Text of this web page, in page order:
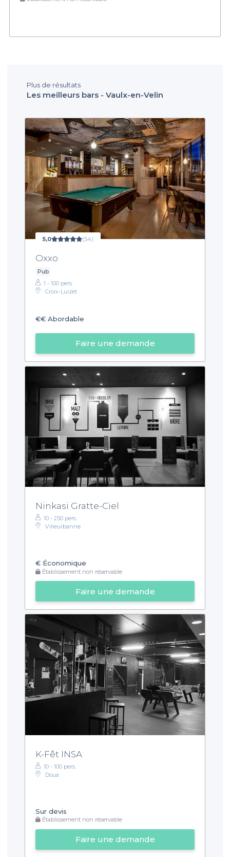
Plus de résultats
Les meilleurs bars - Vaulx-en-Velin
5,0 (54)
Oxxo
Pub
1 - 100 pers.
Croix-Luizet
€€ Abordable
Faire une demande
Ninkasi Gratte-Ciel
10 - 250 pers.
Villeurbanne
€ Économique
Établissement non réservable
Faire une demande
K-Fêt INSA
10 - 100 pers.
Doua
Sur devis
Établissement non réservable
Faire une demande